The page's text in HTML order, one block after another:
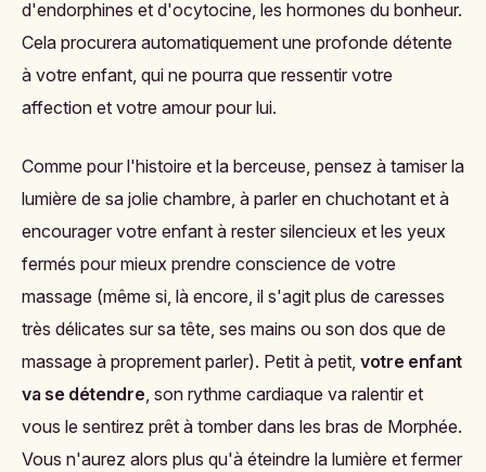
des connaissances particulières pour pouvoir faire un
massage à son enfant, la seule chose à garder en tête
est qu'il faut absolument fairedes gestes très doux.
L'idée est simplement d'entrer en contact avec votre
enfant pour lui permettre de sentir votre chaleur et votre
présence. Vous pouvez commencer par poser tout
simplement votre main sur sa tête et la bouger
délicatement pourcaresser ses cheveux . Ce geste,
anodin en apparence, activera la libération
d'endorphines et d'ocytocine, les hormones du bonheur.